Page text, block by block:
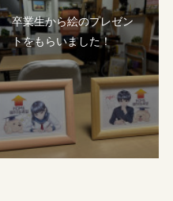
卒業生から絵のプレゼン
トをもらいました！